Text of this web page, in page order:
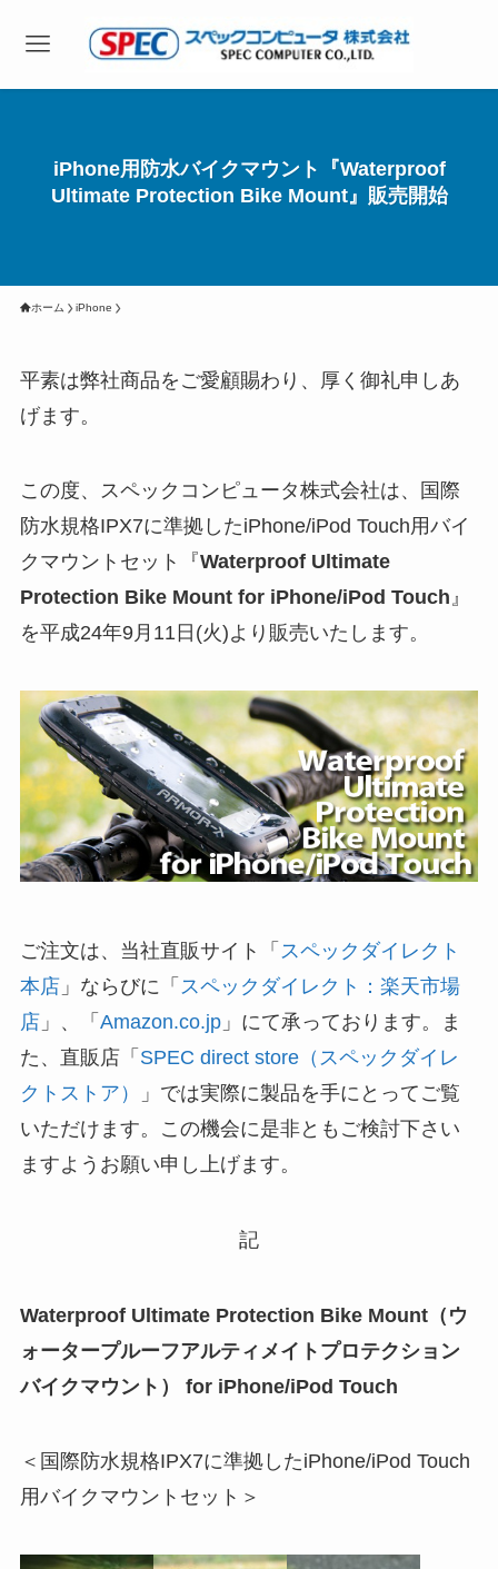
iPhone用防水バイクマウント『Waterproof
Ultimate Protection Bike Mount』販売開始
ホーム iPhone
平素は弊社商品をご愛顧賜わり、厚く御礼申しあ
げます。
この度、スペックコンピュータ株式会社は、国際
防水規格IPX7に準拠したiPhone/iPod Touch用バイ
クマウントセット『Waterproof Ultimate
Protection Bike Mount for iPhone/iPod Touch』
を平成24年9月11日(火)より販売いたします。
ご注文は、当社直販サイト「 スペックダイレクト
本店」ならびに「 スペックダイレクト：楽天市場
店」、「 Amazon.co.jp」にて承っております。ま
た、直販店「 SPEC direct store（スペックダイレ
クトストア）
」では実際に製品を手にとってご覧
いただけます。この機会に是非ともご検討下さい
ますようお願い申し上げます。
記
Waterproof Ultimate Protection Bike Mount（ウ
ォータープルーフアルティメイトプロテクション
バイクマウント） for iPhone/iPod Touch
＜国際防水規格IPX7に準拠したiPhone/iPod Touch
用バイクマウントセット＞